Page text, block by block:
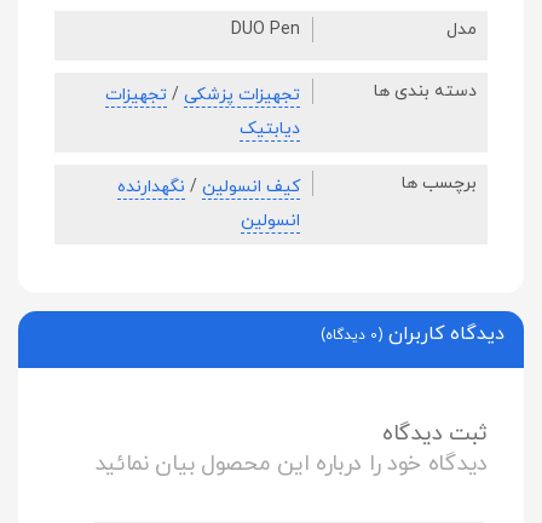
مدل DUO Pen
دسته بندی ها تجهیزات پزشکی / تجهیزات
دیابتیک
برچسب ها کیف انسولین / نگهدارنده
انسولین
دیدگاه کاربران (0 دیدگاه)
ثبت دیدگاه
دیدگاه خود را درباره این محصول بیان نمائید